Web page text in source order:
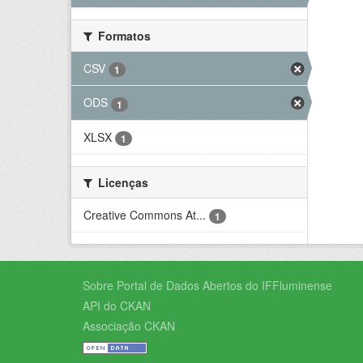
Formatos
CSV
1
ODS 1
XLSX 1
Licenças
Creative Commons At...
1
Sobre Portal de Dados Abertos do IFFluminense
API do CKAN
Associação CKAN